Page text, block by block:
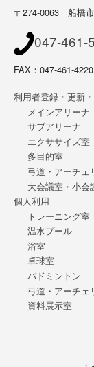
〒274-0063 船橋
047-461-
FAX：047-461-4220
利用者登録・更新
メインアリーナ
サブアリーナ
エクササイズ室
多目的室
弓道・アーチェ
大会議室・小会
個人利用
トレーニング室
温水プール
浴室
卓球室
バドミントン
弓道・アーチェ
資料展示室